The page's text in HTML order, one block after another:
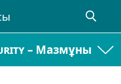
– Мазмұны